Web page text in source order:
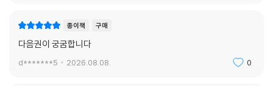
종이책 구매
다음권이 궁굼합니다
d*******5 2026.08.08. 0